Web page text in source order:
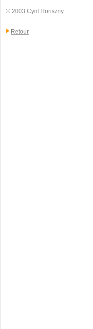
© 2003 Cyril Horiszny
Retour